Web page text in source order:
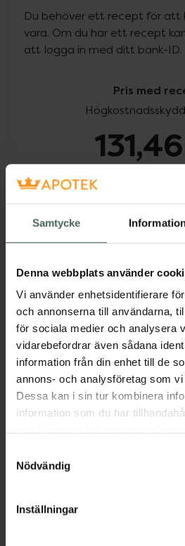
Samtycke
Denna webbplats använder
Vi använder enhetsidentifierare
och annonserna till användarna,
för sociala medier och analysera
vidarebefordrar även sådana
information från din enhet till de
annons- och analysföretag som
Dessa kan i sin tur kombinera
information som du har
återkalla ditt samtycke via
cookieinställningar. Ett återkallat
lagligheten av behandling som
Nödvändig
Inställningar
Du behöver ett recept för att
vara. Om du har ett recept
att logga in med ditt bank-ID.
Pris med
Köp via ditt
Beskrivning
Läs alltid
användning.
EAN:07046260675124